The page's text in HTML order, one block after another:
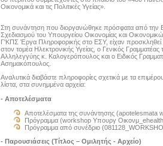
Οικονομικά και τις Πολιτικές Υγείας».
Στη συνάντηση που διοργανώθηκε πρόσφατα από την
Σχεδιασμού του Υπουργείου Οικονομίας και
Γ'ΚΠΣ Έργα Πληροφορικής στο ΕΣΥ, είχαν προσκληθεί
στον τομέα Ηλεκτρονικής Υγείας, ο Γενικός Γραμματέας
Αλληλεγγύης κ. Καλογερόπουλος και ο Ειδικός
Ασημακόπουλος.
Αναλυτικά διαβάστε πληροφορίες σχετικά με τα
λίστα, στα συνημμένα αρχεία:
- Αποτελέσματα
Αποτελέσματα της συνάντησης
Πρόγραμμα (workshop Υπουργ
Πρόγραμμα από συνέδριο
- Παρουσιάσεις (Τίτλος – Ομιλητής - Αρχείο)